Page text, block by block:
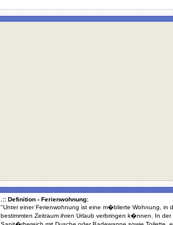
.:: Definition - Ferienwohnung:
"Unter einer Ferienwohnung ist eine m�blierte Wohnung,
bestimmten Zeitraum ihren Urlaub verbringen k�nnen. In